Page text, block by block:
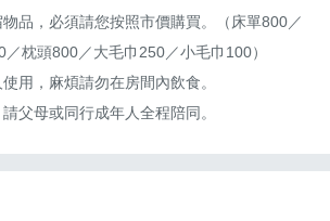
品，必須請您按照市價購買。（床單800／
枕頭800／大毛巾250／小毛巾100）
用，麻煩請勿在房間內飲食。
父母或同行成年人全程陪同。